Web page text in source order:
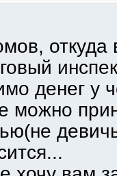
откуда
денег у
можно